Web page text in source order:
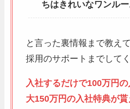
ちはきれいなワンルー
と言った裏情報まで教え
採用のサポートまでしてく
入社するだけで100万円
大150万円の入社特典が